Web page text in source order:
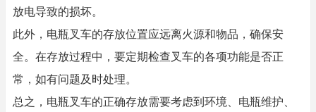
放电导致的损坏。
此外，电瓶叉车的存放位置应远离火源和物品，确保安
全。在存放过程中，要定期检查叉车的各项功能是否正
常，如有问题及时处理。
总之，电瓶叉车的正确存放需要考虑到环境、电瓶维护、